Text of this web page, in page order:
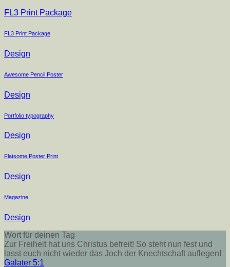
FL3 Print Package
FL3 Print Package
Design
Awesome Pencil Poster
Design
Portfolio typography
Design
Flatsome Poster Print
Design
Magazine
Design
Wort für deinen Tag
Zur Freiheit hat uns Christus befreit! So steht nun fest und
lasst euch nicht wieder das Joch der Knechtschaft auflegen!
Galater 5:1